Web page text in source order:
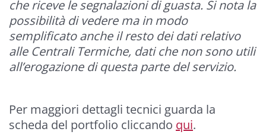
che riceve le segnalazioni di guasta. Si nota la
possibilità di vedere ma in modo
semplificato anche il resto dei dati relativo
alle Centrali Termiche, dati che non sono utili
all’erogazione di questa parte del servizio.
Per maggiori dettagli tecnici guarda la
scheda del portfolio cliccando qui.